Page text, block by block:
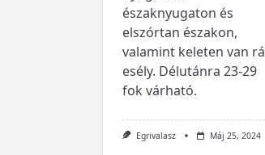
északnyugaton és
elszórtan északon,
valamint keleten van rá
esély. Délutánra 23-29
fok várható.
Egrivalasz Máj 25, 2024